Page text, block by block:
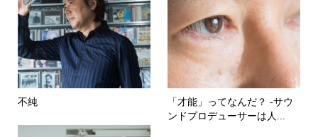
不純
「才能」ってなんだ？ -サウ
ンドプロデューサーは人...